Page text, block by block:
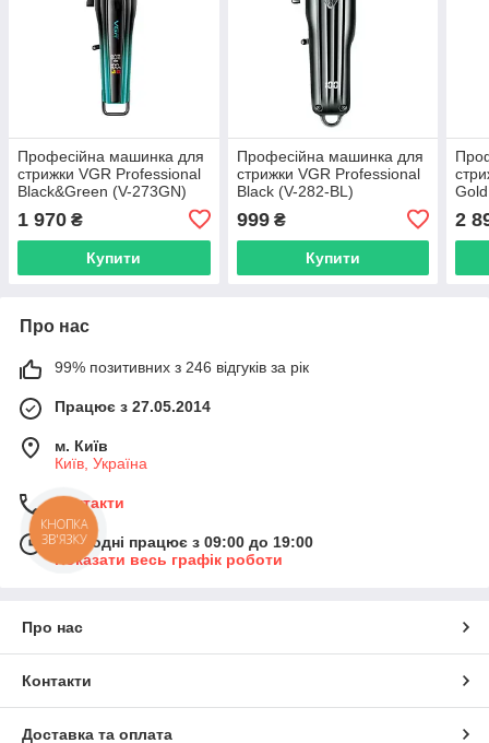
Професійна машинка для
стрижки VGR Professional
Black&Green (V-273GN)
1 970 ₴
Купити
Професійна машинка для
стрижки VGR Professional
Black (V-282-BL)
999₴
Купити
2
Про нас
99% позитивних з 246 відгуків за рік
Працює з 27.05.2014
м. Київ
Київ, Україна
Контакти
Сьогодні працює з 09:00 до 19:00
Показати весь графік роботи
Про нас
Контакти
Доставка та оплата
КНОПКА
ЗВ'ЯЗКУ